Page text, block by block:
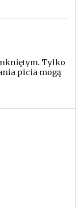
Tylko
picia mogą